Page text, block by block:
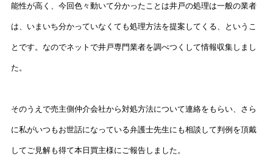
能性が高く、今回色々動いて分かったことは井戸の処理は一般の業者
は、いまいち分かっていなくても処理方法を提案してくる、というこ
とです。なのでネットで井戸専門業者を調べつくして情報収集しまし
た。
そのうえで売主側仲介会社から対処方法について連絡をもらい、さら
に私がいつもお世話になっている弁護士先生にも相談して判例を頂戴
してご見解も得て本日買主様にご報告しました。